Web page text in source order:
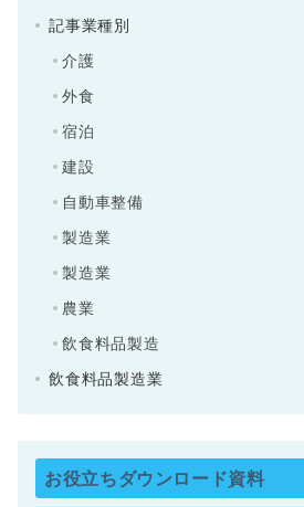
記事業種別
介護
外食
宿泊
建設
自動車整備
製造業
製造業
農業
飲食料品製造
飲食料品製造業
お役立ちダウンロード資料